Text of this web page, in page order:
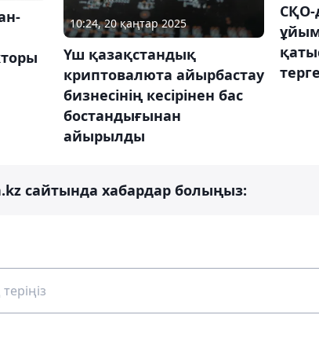
10:24, 20 қаңтар 2025
Үш қазақстандық
криптовалюта айырбастау
бизнесінің кесірінен бас
бостандығынан
айырылды
СҚО-
сайтында хабардар болыңыз: